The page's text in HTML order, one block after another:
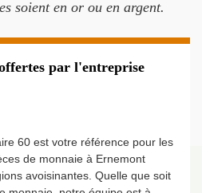
soient en or ou en argent.
par l'entreprise
60 est votre référence pour les
de monnaie à Ernemont
avoisinantes. Quelle que soit